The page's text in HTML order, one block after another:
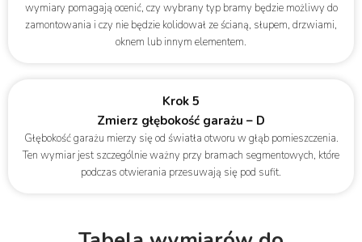
wymiary pomagają ocenić, czy wybrany typ bramy będzie możliwy do
zamontowania i czy nie będzie kolidował ze ścianą, słupem, drzwiami,
oknem lub innym elementem.
Krok 5
Zmierz głębokość garażu – D
Głębokość garażu mierzy się od światła otworu w głąb pomieszczenia.
Ten wymiar jest szczególnie ważny przy bramach segmentowych, które
podczas otwierania przesuwają się pod sufit.